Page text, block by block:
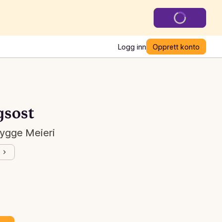
Logg inn Opprett konto
Meieri